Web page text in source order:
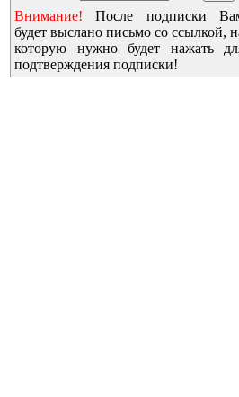
Внимание! После подписки
будет выслано письмо со ссылкой,
которую нужно будет нажать
подтверждения подписки!